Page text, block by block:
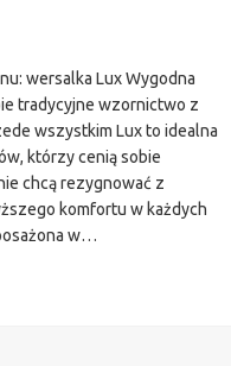
wersalka Lux Wygodna
tradycyjne wzornictwo z
wszystkim Lux to idealna
którzy cenią sobie
chcą rezygnować z
komfortu w każdych
w…